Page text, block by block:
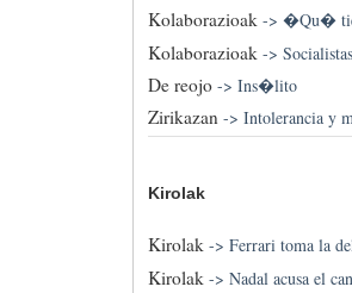
Kolaborazioak-> �Qu�
Kolaborazioak ->
De reojo-> Ins�lito
Zirikazan-> Intolerancia y
Kirolak
Kirolak-> Ferrari toma la
Kirolak -> Nadal acusa el